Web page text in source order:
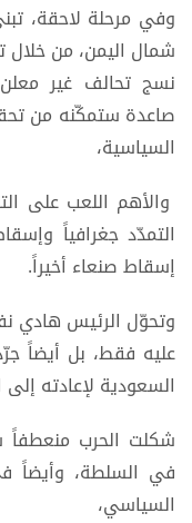
وفي مرحلة لاحقة،
شمال اليمن، من خلال
نسج تحالف غير
صاعدة ستمكّنه من
السياسية،
والأهم اللعب على
التمدّد جغرافياً
إسقاط صنعاء أخيراً.
وتحوّل الرئيس هادي
عليه فقط، بل أيضاً
السعودية لإعادته
شكلت الحرب منعطفاً
في السلطة، وأيضاً
السياسي،